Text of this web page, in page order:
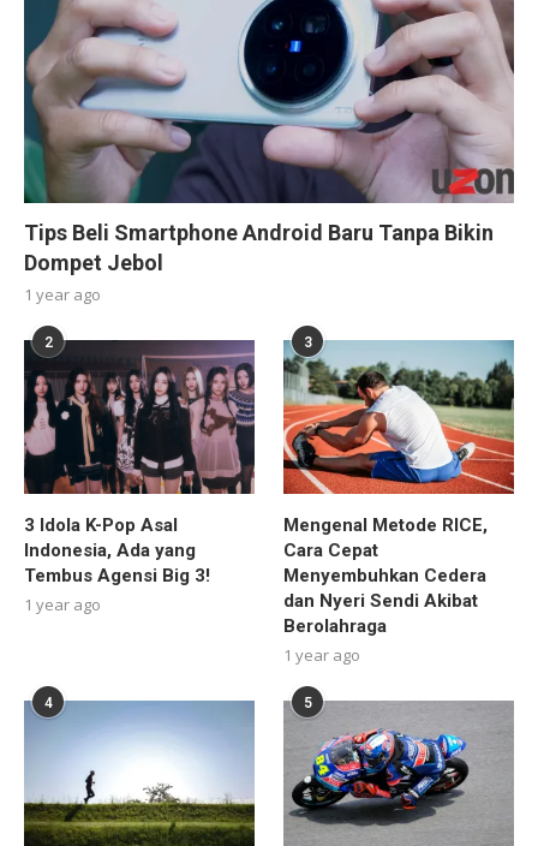
Tips Beli Smartphone Android Baru Tanpa Bikin
Dompet Jebol
1 year ago
2
3 Idola K-Pop Asal
Indonesia, Ada yang
Tembus Agensi Big 3!
1 year ago
3
Mengenal Metode RICE,
Cara Cepat
Menyembuhkan Cedera
dan Nyeri Sendi Akibat
Berolahraga
1 year ago
4 5